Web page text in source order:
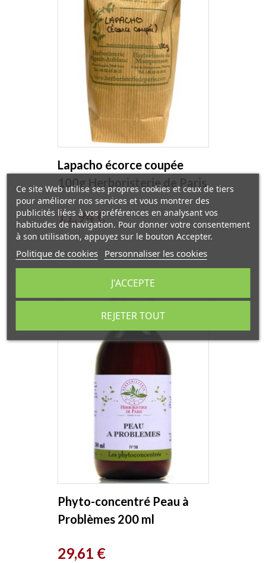
Lapacho écorce coupée
100g Herboristerie de Paris
Prix
11,94 €
Phyto-concentré Peau à
Problèmes 200 ml
Prix
29,61 €
Ce site Web utilise ses propres cookies et ceux de tiers
pour améliorer nos services et vous montrer des
publicités liées à vos préférences en analysant vos
habitudes de navigation. Pour donner votre consentement
à son utilisation, appuyez sur le bouton Accepter.
Politique de cookies Personnaliser les cookies
REJETER TOUT
J'ACCEPTE